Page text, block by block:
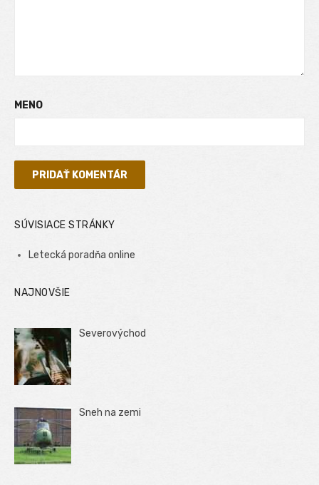
MENO
SÚVISIACE STRÁNKY
Letecká poradňa online
NAJNOVŠIE
Severovýchod
Sneh na zemi